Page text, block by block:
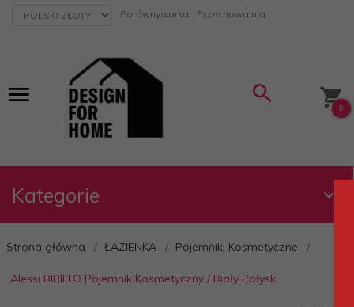
currency_h Porównywarka Przechowalnia
0
Kategorie
Strona główna ŁAZIENKA Pojemniki Kosmetyczne
Alessi BIRILLO Pojemnik Kosmetyczny / Biały Połysk